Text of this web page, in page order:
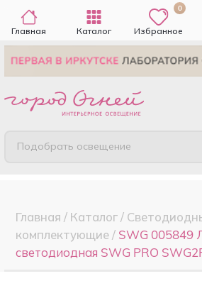
Главная Каталог
0
Избранное
Подобрать освещение
Главная / Каталог/
комплектующие/ SWG 005849
светодиодная SWG PRO